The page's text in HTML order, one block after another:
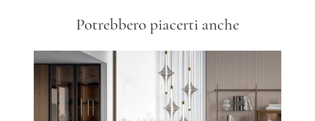
Potrebbero piacerti anche